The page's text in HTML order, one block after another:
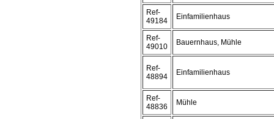
Ref-
49184
Einfamilienhaus
Ref-
49010
Bauernhaus, Mühle
Ref-
48894
Einfamilienhaus
Ref-
48836
Mühle